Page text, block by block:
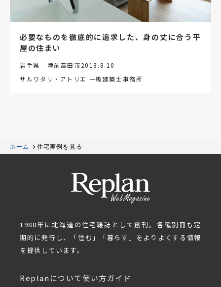
必要なものを徹底的に追求した、身の丈に合う平
屋の住まい
岩手県 - 陸前高田市2018.8.10
サルワタリ・アトリエ 一級建築士事務所
ホーム 住宅実例を見る
1988年に北海道の住宅雑誌として創刊。各種別冊も定
期的に発行し、「住む」「暮らす」をよりよくする情報
を提供しています。
Replanについて使い方ガイド